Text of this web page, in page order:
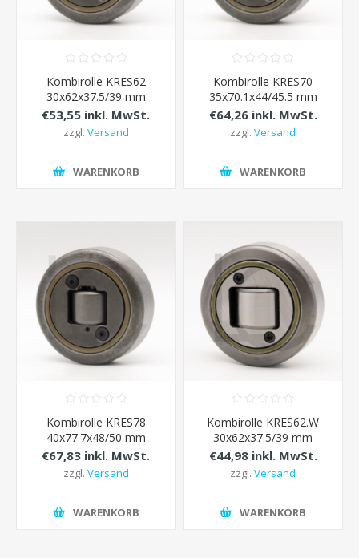
Kombirolle KRES62
30x62x37.5/39 mm
€53,55 inkl. MwSt.
zzgl. Versand
WARENKORB
Kombirolle KRES70
35x70.1x44/45.5 mm
€64,26 inkl. MwSt.
zzgl.Versand
WARENKORB
Kombirolle KRES78
40x77.7x48/50 mm
€67,83 inkl. MwSt.
zzgl. Versand
WARENKORB
Kombirolle KRES62.W
30x62x37.5/39 mm
€44,98 inkl. MwSt.
zzgl.Versand
WARENKORB